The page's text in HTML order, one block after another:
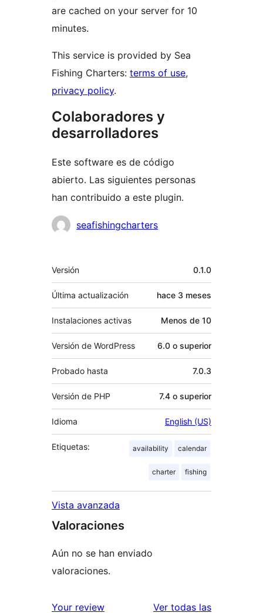
are cached on your server for 10
minutes.
This service is provided by Sea
Fishing Charters: terms of use,
privacy policy.
Colaboradores y
desarrolladores
Este software es de código
abierto. Las siguientes personas
han contribuido a este plugin.
Colaboradores
seafishingcharters
Meta
Versión 0.1.0
Última actualización hace 3 meses
Instalaciones activas Menos de 10
Versión de WordPress 6.0 o superior
Probado hasta 7.0.3
Versión de PHP 7.4 o superior
Idioma English (US)
Etiquetas: availability calendar
charter fishing
Vista avanzada
Valoraciones
Aún no se han enviado
valoraciones.
Your review Ver todas las